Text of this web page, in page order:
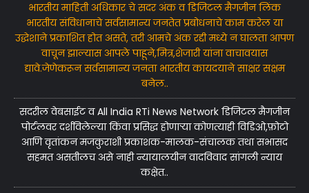
भारतीय माहिती अधिकार चे सदर अंक व डिजिटल मैगजीन लिंक
भारतीय संविधानाचे सर्वसामान्य जनतेत प्रबोधनाचे काम करेल या
उद्धेशाने प्रकाशित होत असते, तरी आमचे अंक रद्दी मध्ये न घालता आपण
वाचून झाल्यास आपले पाहूने,मित्र,शेजारी यांना वाचावयास
द्यावे.जेणेकरून सर्वसामान्य जनता भारतीय कायदयाने साक्षर सक्षम
बनेल..
सदरील वेबसाईट व All India RTi News Network डिजिटल मैगजीन
पोर्टलवर दर्शविलेल्या किंवा प्रसिद्ध होणाऱ्या कोणत्याही विडिओ,फ़ोटो
आणि वृतांकन मजकुराशी प्रकाशक-मालक-संचालक तथा सभासद
सहमत असतीलच असे नाही न्यायालयीन वादविवाद सांगली न्याय
कक्षेत..